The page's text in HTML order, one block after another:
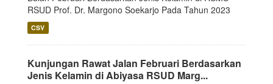
RSUD Prof. Dr. Margono Soekarjo Pada Tahun 2023
CSV
Kunjungan Rawat Jalan Februari Berdasarkan
Jenis Kelamin di Abiyasa RSUD Marg...